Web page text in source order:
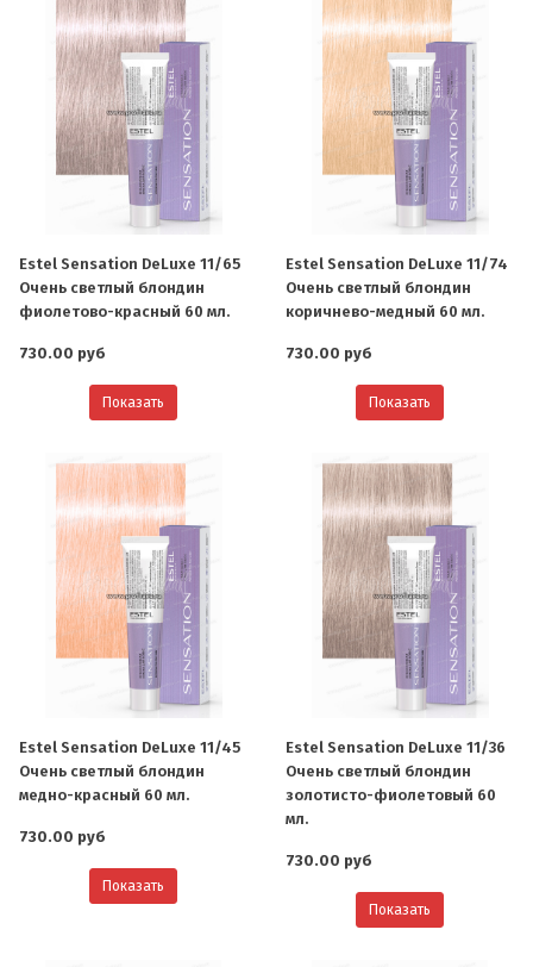
Estel Sensation DeLuxe 11/65
Очень светлый блондин
фиолетово-красный 60 мл.
730.00 руб
Показать
Estel Sensation DeLuxe 11/74
Очень светлый блондин
коричнево-медный 60 мл.
730.00 руб
Показать
Estel Sensation DeLuxe 11/45
Очень светлый блондин
медно-красный 60 мл.
730.00 руб
Показать
Estel Sensation DeLuxe 11/36
Очень светлый блондин
золотисто-фиолетовый 60
мл.
730.00 руб
Показать